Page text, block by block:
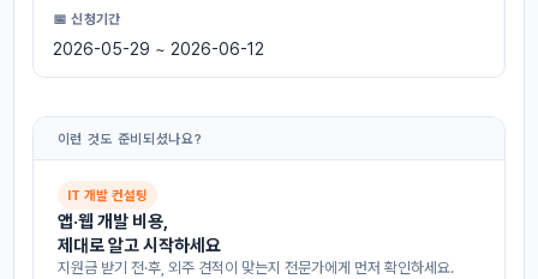
📅 신청기간
2026-05-29 ~ 2026-06-12
이런 것도 준비되셨나요?
IT 개발 컨설팅
앱·웹 개발 비용,
제대로 알고 시작하세요
지원금 받기 전·후, 외주 견적이 맞는지 전문가에게 먼저 확인하세요.